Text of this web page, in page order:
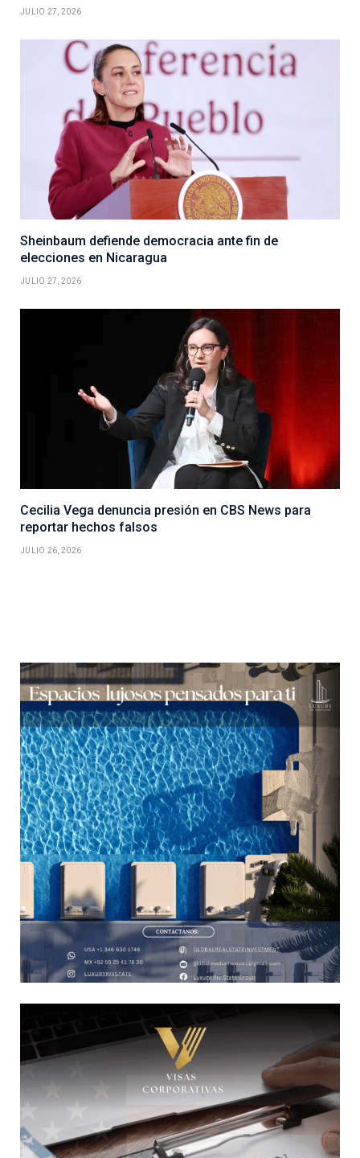
JULIO 27, 2026
Sheinbaum defiende democracia ante fin de
elecciones en Nicaragua
JULIO 27, 2026
Cecilia Vega denuncia presión en CBS News para
reportar hechos falsos
JULIO 26, 2026